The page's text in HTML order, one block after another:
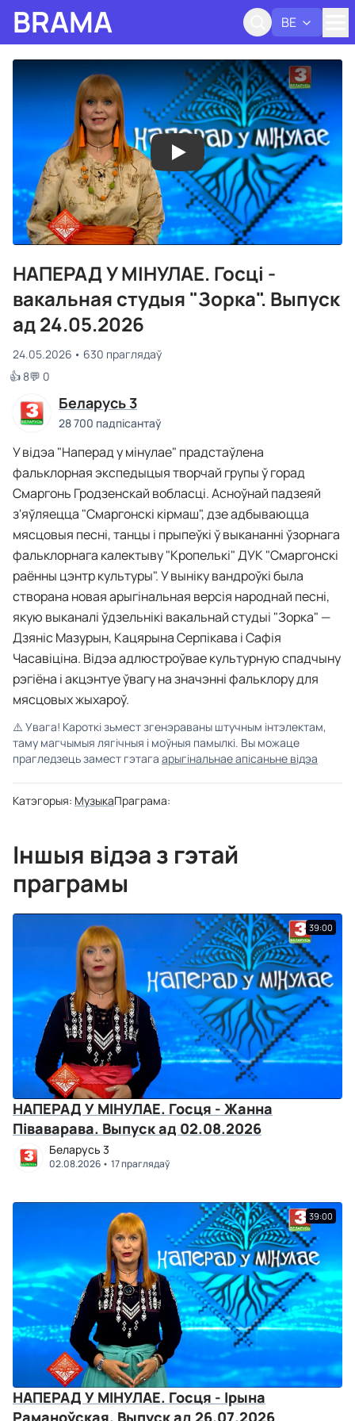
BRAMA BE
НАПЕРАД У МІНУЛАЕ. Госцi -
вакальная студыя "Зорка". Выпуск
ад 24.05.2026
24.05.2026
630 праглядаў
👍 8💬 0
Беларусь 3
28 700 падпісантаў
У відэа "Наперад у мінулае" прадстаўлена
фальклорная экспедыцыя творчай групы ў горад
Смаргонь Гродзенскай вобласці. Асноўнай падзеяй
з'яўляецца "Смаргонскі кірмаш", дзе адбываюцца
мясцовыя песні, танцы і прыпеўкі ў выкананні ўзорнага
фальклорнага калектыву "Кропелькі" ДУК "Смаргонскі
раённы цэнтр культуры". У выніку вандроўкі была
створана новая арыгінальная версія народнай песні,
якую выканалі ўдзельнікі вакальнай студыі "Зорка" —
Дзяніс Мазурын, Кацярына Серпікава і Сафія
Часавіціна. Відэа адлюстроўвае культурную спадчыну
рэгіёна і акцэнтуе ўвагу на значэнні фальклору для
мясцовых жыхароў.
⚠️ Увага! Кароткі зьмест згенэраваны штучным інтэлектам,
таму магчымыя лягічныя і моўныя памылкі. Вы можаце
прагледзець замест гэтага арыгінальнае апісаньне відэа
Катэгорыя: МузыкаПраграма:
Іншыя відэа з гэтай
праграмы
39:00
НАПЕРАД У МІНУЛАЕ. Госця - Жанна
Піваварава. Выпуск ад 02.08.2026
Беларусь 3
02.08.2026 17 праглядаў
39:00
НАПЕРАД У МІНУЛАЕ. Госця - Ірына
Раманоўская. Выпуск ад 26.07.2026